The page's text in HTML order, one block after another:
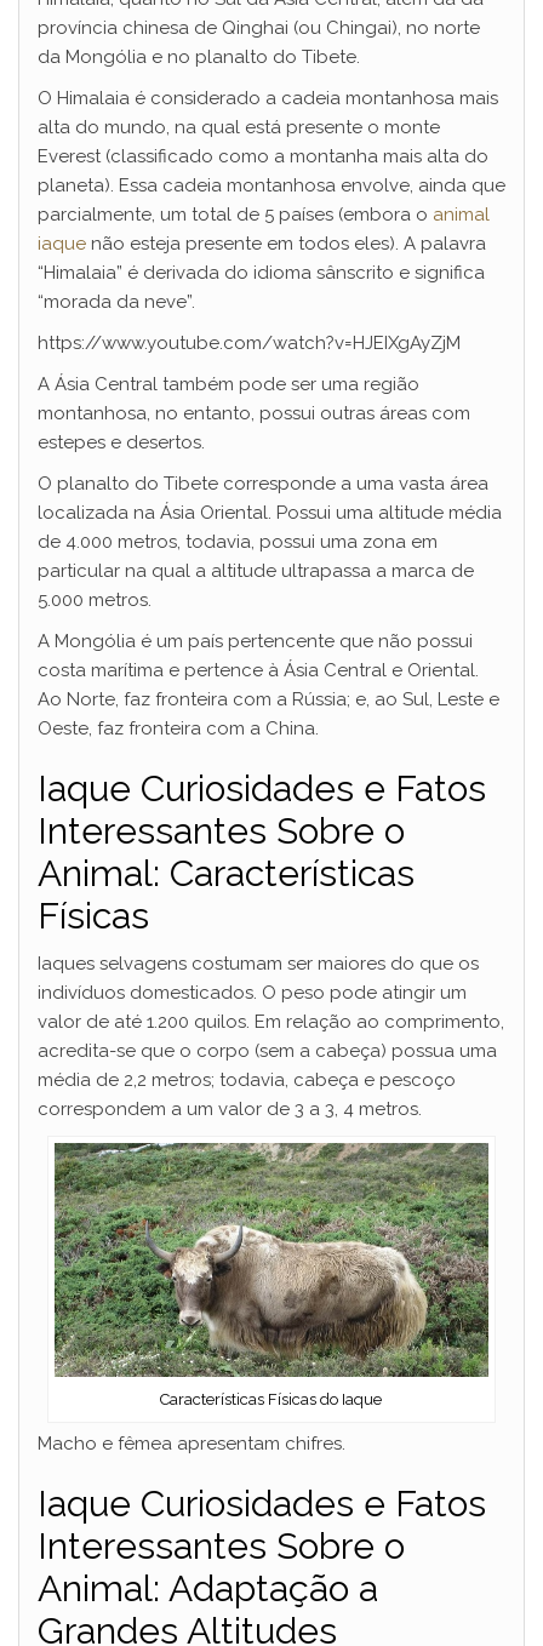
província chinesa de Qinghai (ou Chingai), no norte
da Mongólia e no planalto do Tibete.
O Himalaia é considerado a cadeia montanhosa mais
alta do mundo, na qual está presente o monte
Everest (classificado como a montanha mais alta do
planeta). Essa cadeia montanhosa envolve, ainda que
parcialmente, um total de 5 países (embora o animal
iaque não esteja presente em todos eles). A palavra
“Himalaia” é derivada do idioma sânscrito e significa
“morada da neve”.
https://www.youtube.com/watch?v=HJEIXgAyZjM
A Ásia Central também pode ser uma região
montanhosa, no entanto, possui outras áreas com
estepes e desertos.
O planalto do Tibete corresponde a uma vasta área
localizada na Ásia Oriental. Possui uma altitude média
de 4.000 metros, todavia, possui uma zona em
particular na qual a altitude ultrapassa a marca de
5.000 metros.
A Mongólia é um país pertencente que não possui
costa marítima e pertence à Ásia Central e Oriental.
Ao Norte, faz fronteira com a Rússia; e, ao Sul, Leste e
Oeste, faz fronteira com a China.
Iaque Curiosidades e Fatos
Interessantes Sobre o
Animal: Características
Físicas
Iaques selvagens costumam ser maiores do que os
indivíduos domesticados. O peso pode atingir um
valor de até 1.200 quilos. Em relação ao comprimento,
acredita-se que o corpo (sem a cabeça) possua uma
média de 2,2 metros; todavia, cabeça e pescoço
correspondem a um valor de 3 a 3, 4 metros.
Características Físicas do Iaque
Macho e fêmea apresentam chifres.
Iaque Curiosidades e Fatos
Interessantes Sobre o
Animal: Adaptação a
Grandes Altitudes